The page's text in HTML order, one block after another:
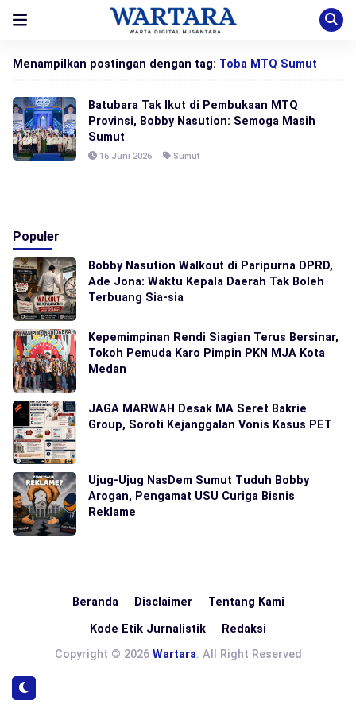
Menampilkan postingan dengan tag: Toba MTQ Sumut
Batubara Tak Ikut di Pembukaan MTQ
Provinsi, Bobby Nasution: Semoga Masih
Sumut
16 Juni 2026 Sumut
Populer
Bobby Nasution Walkout di Paripurna DPRD,
Ade Jona: Waktu Kepala Daerah Tak Boleh
Terbuang Sia-sia
Kepemimpinan Rendi Siagian Terus Bersinar,
Tokoh Pemuda Karo Pimpin PKN MJA Kota
Medan
JAGA MARWAH Desak MA Seret Bakrie
Group, Soroti Kejanggalan Vonis Kasus PET
Ujug-Ujug NasDem Sumut Tuduh Bobby
Arogan, Pengamat USU Curiga Bisnis
Reklame
Beranda Disclaimer Tentang Kami
Kode Etik Jurnalistik
Redaksi
Copyright © 2026 Wartara. All Right Reserved